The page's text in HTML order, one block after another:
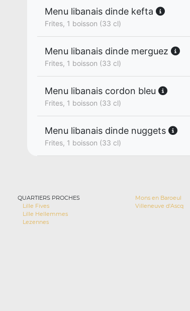
Menu libanais dinde kefta
Frites, 1 boisson (33 cl)
Menu libanais dinde merguez
Frites, 1 boisson (33 cl)
Menu libanais cordon bleu
Frites, 1 boisson (33 cl)
Menu libanais dinde nuggets
Frites, 1 boisson (33 cl)
QUARTIERS PROCHES
Lille Fives
Lille Hellemmes
Lezennes
Mons en Baroeul
Villeneuve d'Ascq